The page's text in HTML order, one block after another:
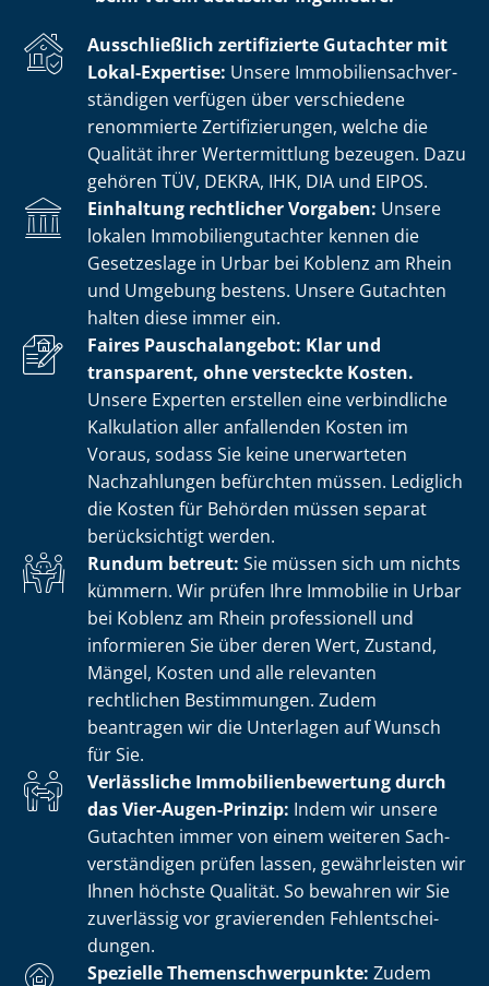
Ausschließlich zertifizierte Gutachter mit
Lokal-Expertise: Unsere Im­mo­bi­li­en­sach­ver­
stän­di­gen verfügen über verschiedene
renommierte Zer­ti­fi­zie­run­gen, welche die
Qualität ihrer Wertermittlung bezeugen. Dazu
gehören TÜV, DEKRA, IHK, DIA und EIPOS.
Einhaltung rechtlicher Vorgaben: Unsere
lokalen Im­mo­bi­li­en­gut­ach­ter kennen die
Gesetzeslage in Urbar bei Koblenz am Rhein
und Umgebung bestens. Unsere Gutachten
halten diese immer ein.
Faires Pauschalangebot: Klar und
transparent, ohne versteckte Kosten.
Unsere Experten erstellen eine verbindliche
Kalkulation aller anfallenden Kosten im
Voraus, sodass Sie keine unerwarteten
Nachzahlungen befürchten müssen. Lediglich
die Kosten für Behörden müssen separat
berücksichtigt werden.
Rundum betreut: Sie müssen sich um nichts
kümmern. Wir prüfen Ihre Immobilie in Urbar
bei Koblenz am Rhein professionell und
informieren Sie über deren Wert, Zustand,
Mängel, Kosten und alle relevanten
rechtlichen Bestimmungen. Zudem
beantragen wir die Unterlagen auf Wunsch
für Sie.
Verlässliche Im­mo­bi­li­en­be­wer­tung durch
das Vier-Augen-Prinzip: Indem wir unsere
Gutachten immer von einem weiteren Sach­
ver­stän­di­gen prüfen lassen, gewährleisten wir
Ihnen höchste Qualität. So bewahren wir Sie
zuverlässig vor gravierenden Fehl­ent­schei­
dun­gen.
Spezielle The­men­schwer­punk­te: Zudem